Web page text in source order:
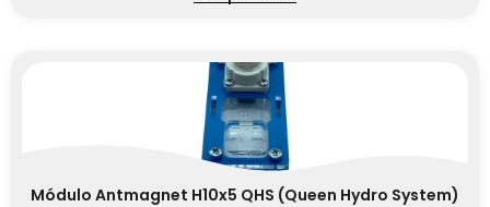
Módulo Antmagnet H10x5 QHS (Queen Hydro System)